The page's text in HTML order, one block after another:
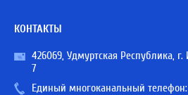
КОНТАКТЫ
426069, Удмуртская Республика, г.
7
Единый многоканальный телефон: